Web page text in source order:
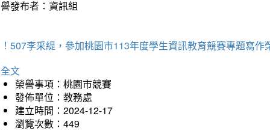
發布者：資訊組
507李采緹，參加桃園市113年度學生資訊教育競賽專題寫作
文
榮譽事項：桃園市競賽
發佈單位：教務處
建立時間：2024-12-17
瀏覽次數：449